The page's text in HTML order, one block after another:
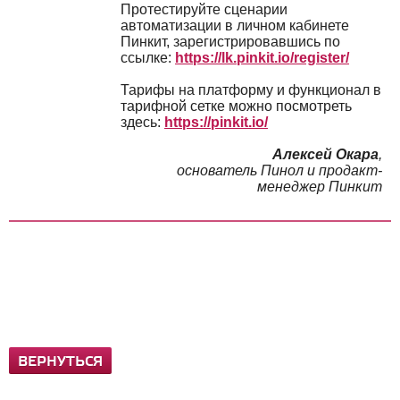
Протестируйте сценарии
автоматизации в личном кабинете
Пинкит, зарегистрировавшись по
ссылке: https://lk.pinkit.io/register/
Тарифы на платформу и функционал в
тарифной сетке можно посмотреть
здесь: https://pinkit.io/
Алексей Окара,
основатель Пинол и продакт-
менеджер Пинкит
ВЕРНУТЬСЯ